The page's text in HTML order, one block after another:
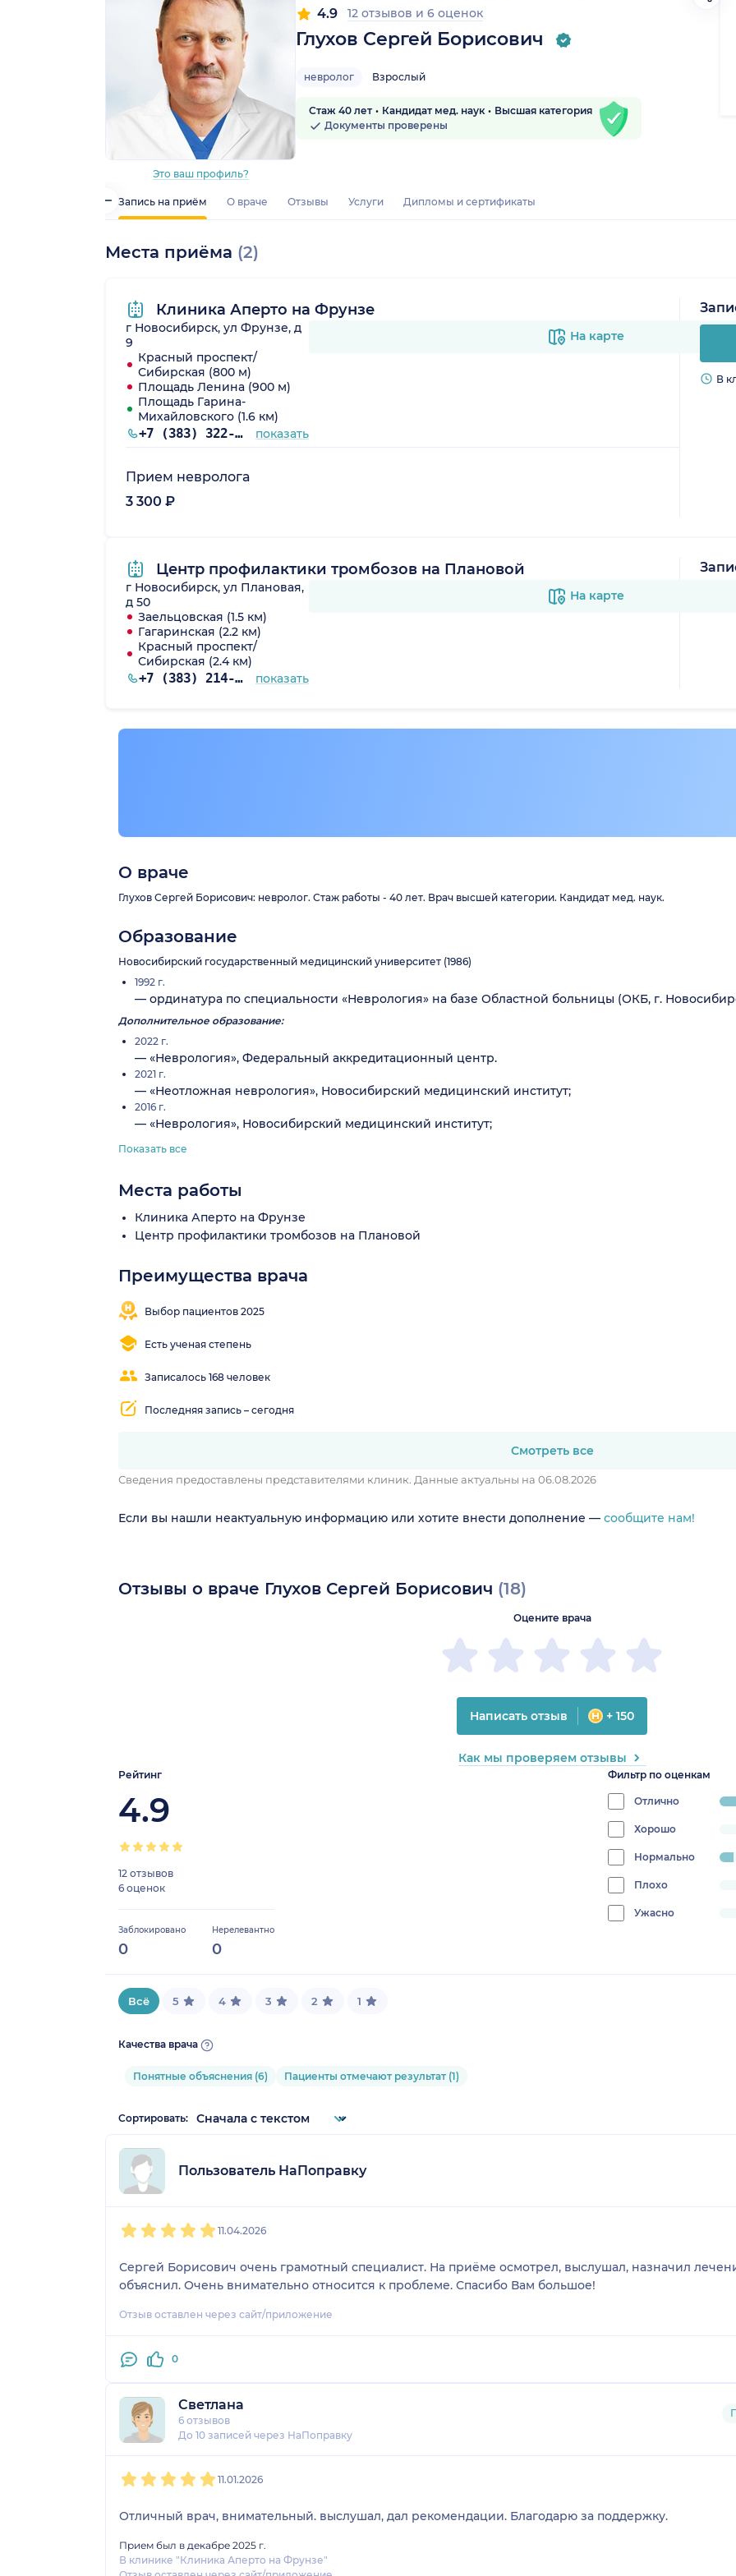
Это ваш профиль?
Глухов Сергей Борисович
4.9 12 отзывов и 6 оценок
невролог Взрослый
Стаж 40 лет Кандидат мед. наук
Высшая категория
Документы проверены
Запись на приём О враче Отзывы Услуги Дипломы и сертификаты
Места приёма (2)
Клиника Аперто на Фрунзе
г Новосибирск, ул Фрунзе, д
9
Красный проспект/
Сибирская (800 м)
Площадь Ленина (900 м)
Площадь Гарина-
Михайловского (1.6 км)
+7 (383) 322-51-94 показать
На карте
Прием невролога
3 300 ₽
В
Центр профилактики тромбозов на Плановой
г Новосибирск, ул Плановая,
д 50
Заельцовская (1.5 км)
Гагаринская (2.2 км)
Красный проспект/
Сибирская (2.4 км)
+7 (383) 214-58-10 показать
На карте
О враче
Глухов Сергей Борисович: невролог. Стаж работы - 40 лет. Врач высшей категории. Кандидат мед. наук.
Образование
Новосибирский государственный медицинский университет (1986)
1992 г.
— ординатура по специальности «Неврология» на базе Областной больницы (ОКБ, г.
Дополнительное образование:
2022 г.
— «Неврология», Федеральный аккредитационный центр.
2021 г.
— «Неотложная неврология», Новосибирский медицинский институт;
2016 г.
— «Неврология», Новосибирский медицинский институт;
Показать все
Места работы
Клиника Аперто на Фрунзе
Центр профилактики тромбозов на Плановой
Преимущества врача
Выбор пациентов 2025
Есть ученая степень
Записалось 168 человек
Последняя запись – сегодня
Близко
метро
объяснения
Смотреть все
Сведения предоставлены представителями клиник. Данные актуальны на 06.08.2026
Если вы нашли неактуальную информацию или хотите внести дополнение — сообщите нам!
Отзывы о враче Глухов Сергей Борисович (18)
Рейтинг
4.9
12 отзывов
6 оценок
Заблокировано
0
Нерелевантно
0
Фильтр по оценкам
Отлично
Хорошо
Нормально
5.555555555555555%
Плохо
Ужасно
Оцените врача
Написать отзыв + 150
Как мы проверяем отзывы
Всё 5 4 3 2 1
Качества врача
Понятные объяснения (6) Пациенты отмечают результат (1)
Сортировать:
Пользователь НаПоправку
11.04.2026
Сергей Борисович очень грамотный специалист. На приёме осмотрел, выслушал, назначил лечение, обследование. Всё доходчиво
объяснил. Очень внимательно относится к проблеме. Спасибо Вам большое!
Отзыв оставлен через сайт/приложение
0
Светлана
6 отзывов
До 10 записей через НаПоправку
11.01.2026
Отличный врач, внимательный. выслушал, дал рекомендации. Благодарю за поддержку.
Прием был в декабре 2025 г.
В клинике "Клиника Аперто на Фрунзе"